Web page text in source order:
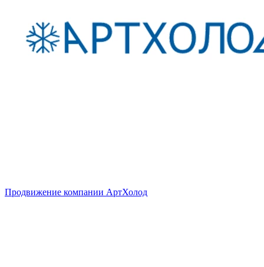
Продвижение компании АртХолод